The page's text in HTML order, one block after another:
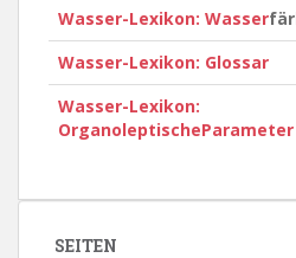
Wasser-Lexikon: Wasser
Wasser-Lexikon: Glossar
Wasser-Lexikon:
OrganoleptischeParameter
SEITEN